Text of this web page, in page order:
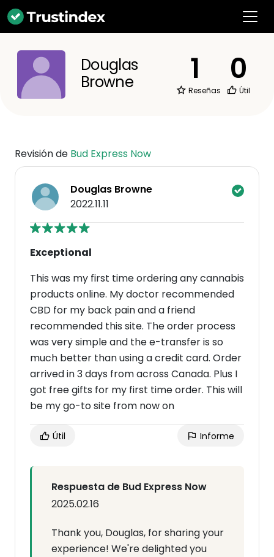
Douglas
Browne
1
Reseñas
0
Útil
Revisión de Bud Express Now
Douglas Browne
2022.11.11
Exceptional
This was my first time ordering any cannabis
products online. My doctor recommended
CBD for my back pain and a friend
recommended this site. The order process
was very simple and the e-transfer is so
much better than using a credit card. Order
arrived in 3 days from across Canada. Plus I
got free gifts for my first time order. This will
be my go-to site from now on
Útil Informe
Respuesta de Bud Express Now
2025.02.16
Thank you, Douglas, for sharing your
experience! We're delighted you